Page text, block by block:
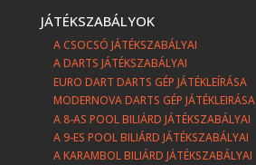
JÁTÉKSZABÁLYOK
A CSOCSÓ JÁTÉKSZABÁLYAI
A DARTS JÁTÉKSZABÁLYAI
EURO DART DARTS GÉP JÁTÉKLEÍRÁSA
MODERNOVA DARTS GÉP JÁTÉKLEIRÁSA
A 8-AS POOL BILIÁRD JÁTÉKSZABÁLYAI
A 9-ES POOL BILIÁRD JÁTÉKSZABÁLYAI
A KARAMBOL BILIÁRD JÁTÉKSZABÁLYAI